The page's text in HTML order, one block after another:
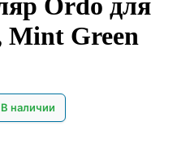
Ordo для
Mint Green
В наличии